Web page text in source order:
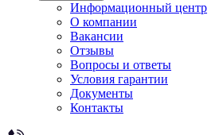
Информационный центр
О компании
Вакансии
Отзывы
Вопросы и ответы
Условия гарантии
Документы
Контакты